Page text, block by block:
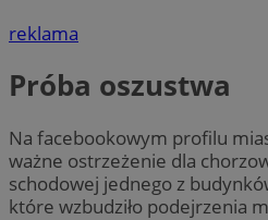
reklama
Próba oszustwa
Na facebookowym profilu
ważne ostrzeżenie dla
schodowej jednego z
które wzbudziło podejrzenia